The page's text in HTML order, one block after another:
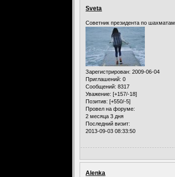
Sveta
Советник президента по шахматам
Зарегистрирован: 2009-06-04
Приглашений: 0
Сообщений: 8317
Уважение: [+157/-18]
Позитив: [+550/-5]
Провел на форуме:
2 месяца 3 дня
Последний визит:
2013-09-03 08:33:50
Alenka